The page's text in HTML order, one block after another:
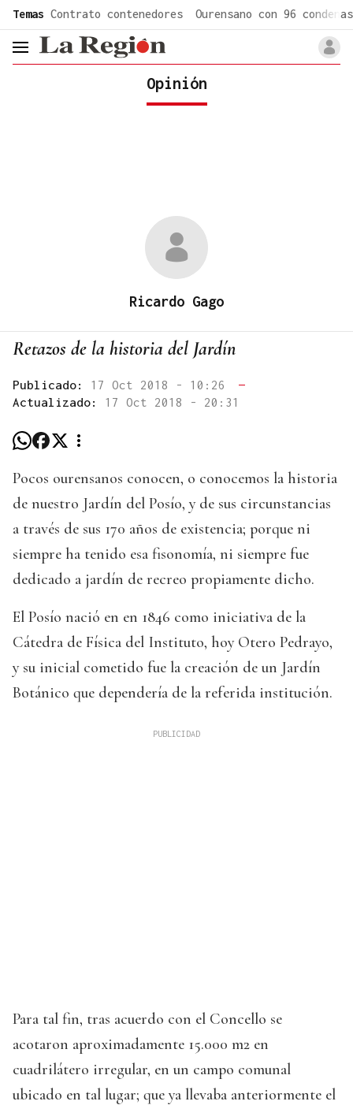
Temas Contrato contenedores Ourensano con 96 condenas
header.menu.open
Opinión
Ricardo Gago
Retazos de la historia del Jardín
Publicado: 17 Oct 2018 - 10:26
—
Actualizado: 17 Oct 2018 - 20:31
Pocos ourensanos conocen, o conocemos la historia
de nuestro Jardín del Posío, y de sus circunstancias
a través de sus 170 años de existencia; porque ni
siempre ha tenido esa fisonomía, ni siempre fue
dedicado a jardín de recreo propiamente dicho.
El Posío nació en en 1846 como iniciativa de la
Cátedra de Física del Instituto, hoy Otero Pedrayo,
y su inicial cometido fue la creación de un Jardín
Botánico que dependería de la referida institución.
Para tal fin, tras acuerdo con el Concello se
acotaron aproximadamente 15.000 m2 en
cuadrilátero irregular, en un campo comunal
ubicado en tal lugar; que ya llevaba anteriormente el